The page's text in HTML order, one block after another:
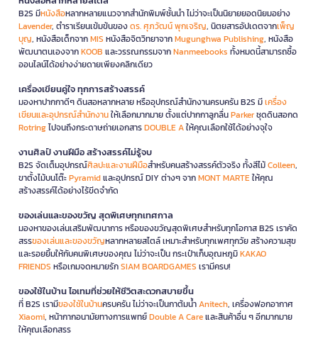
B2S มีหนังสือหลากหลายแนวจากสำนักพิมพ์ชั้นนำ ไม่ว่าจะเป็นนิยายยอดนิยมอย่าง
Lavender, ตำราเรียนเข้มข้นของดร. ศุภวัฒน์ พุกเจริญ, นิตยสารอัปเดตจากเพ็ญ
บุญ, หนังสือเด็กจากMIS หนังสือจิตวิทยาจากMugunghwa Publishing, หนังสือ
พัฒนาตนเองจากKOOB และวรรณกรรมจากNanmeebooks ทั้งหมดนี้สามารถซื้อ
ออนไลน์ได้อย่างง่ายดายเพียงคลิกเดียว
เครื่องเขียนคู่ใจ ทุกการสร้างสรรค์
มองหาปากกาดีๆ ดินสอหลากหลาย หรืออุปกรณ์สำนักงานครบครัน B2S มีเครื่อง
เขียนและอุปกรณ์สำนักงานให้เลือกมากมาย ตั้งแต่ปากกาลูกลื่นParkerชุดดินสอกด
Rotringไปจนถึงกระดาษถ่ายเอกสารDOUBLE Aให้คุณเลือกใช้ได้อย่างจุใจ
งานศิลป์ งานฝีมือ สร้างสรรค์ไม่รู้จบ
B2S จัดเต็มอุปกรณ์ศิลปะและงานฝีมือสำหรับคนสร้างสรรค์ตัวจริง ทั้งสีไม้Colleen,
ขาตั้งไม้บนโต๊ะPyramidและอุปกรณ์ DIY ต่างๆ จากMONT MARTEให้คุณ
สร้างสรรค์ได้อย่างไร้ขีดจำกัด
ของเล่นและของขวัญ สุดพิเศษทุกเทศกาล
มองหาของเล่นเสริมพัฒนาการ หรือของขวัญสุดพิเศษสำหรับทุกโอกาส B2S เราคัด
สรรของเล่นและของขวัญหลากหลายสไตล์ เหมาะสำหรับทุกเพศทุกวัย สร้างความสุข
และรอยยิ้มให้กับคนพิเศษของคุณ ไม่ว่าจะเป็น กระเป๋าเก็บอุณหภูมิKAKAO
FRIENDS หรือเกมจดหมายรักSIAM BOARDGAMES เรามีครบ!
ของใช้ในบ้าน ไอเทมที่ช่วยให้ชีวิตสะดวกสบายขึ้น
ที่ B2S เรามีของใช้ในบ้านครบครัน ไม่ว่าจะเป็นกาต้มน้ำAnitech, เครื่องฟอกอากาศ
Xiaomi, หน้ากากอนามัยทางการแพทย์Double A Careและสินค้าอื่น ๆ อีกมากมาย
ให้คุณเลือกสรร